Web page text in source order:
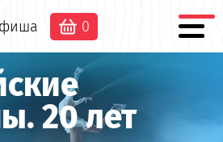
0
20 лет